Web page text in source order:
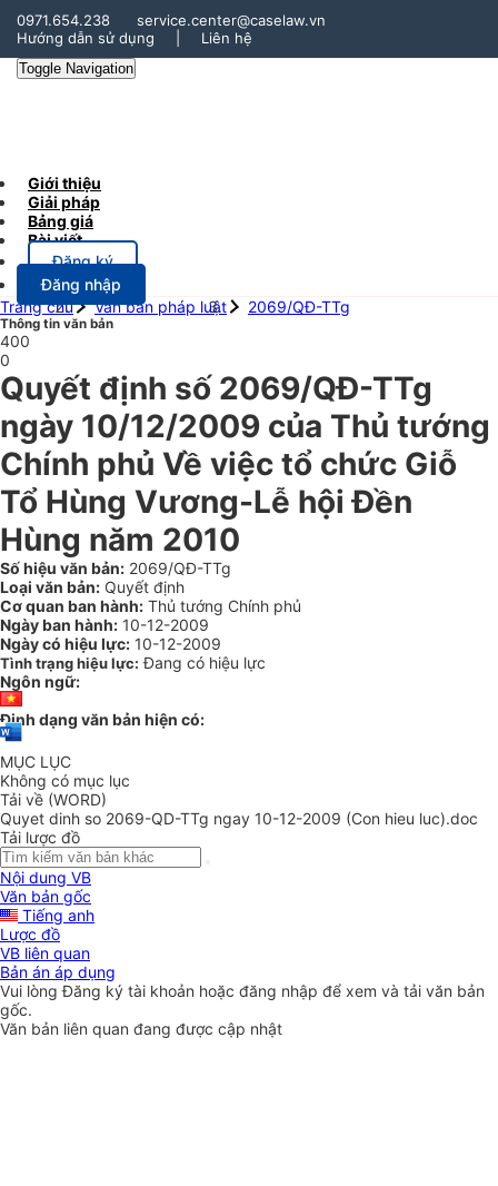
0971.654.238
service.center@caselaw.vn
Hướng dẫn sử dụng
Liên hệ
Toggle Navigation
Giới thiệu
Giải pháp
Bảng giá
Bài viết
Đăng ký
Đăng nhập
Trang chủ
Văn bản pháp luật 2069/QĐ-TTg
Thông tin văn bản
400
0
Quyết định số 2069/QĐ-TTg
ngày 10/12/2009 của Thủ tướng
Chính phủ Về việc tổ chức Giỗ
Tổ Hùng Vương-Lễ hội Đền
Hùng năm 2010
Số hiệu văn bản: 2069/QĐ-TTg
Loại văn bản: Quyết định
Cơ quan ban hành: Thủ tướng Chính phủ
Ngày ban hành: 10-12-2009
Ngày có hiệu lực: 10-12-2009
Tình trạng hiệu lực: Đang có hiệu lực
Ngôn ngữ:
Định dạng văn bản hiện có:
MỤC LỤC
Không có mục lục
Tải về (WORD)
Quyet dinh so 2069-QD-TTg ngay 10-12-2009 (Con hieu luc).doc
Tải lược đồ
Nội dung VB
Văn bản gốc
Tiếng anh
Lược đồ
VB liên quan
Bản án áp dụng
Vui lòngĐăng ký tài khoản hoặc đăng nhập để xem và tải văn bản
gốc.
Văn bản liên quan đang được cập nhật